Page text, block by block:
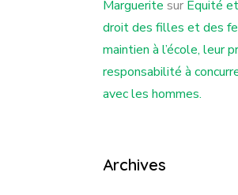
Marguerite sur Equité
droit des filles et des
maintien à l’école, leur
responsabilité à
avec les hommes.
Archives